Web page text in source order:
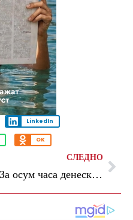
LinkedIn
OK
СЛЕДНО
За осум часа денеска санкционирани 116 мотоциклисти во Скопје, одземени три мотоцикли